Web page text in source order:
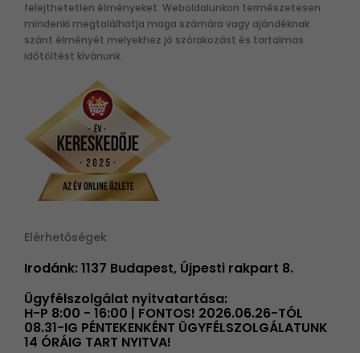
felejthetetlen élményeket. Weboldalunkon természetesen
mindenki megtalálhatja maga számára vagy ajándéknak
szánt élményét melyekhez jó szórakozást és tartalmas
időtöltést kívánunk.
Elérhetőségek
Irodánk: 1137 Budapest, Újpesti rakpart 8.
Ügyfélszolgálat nyitvatartása:
H-P 8:00 - 16:00 | FONTOS! 2026.06.26-TÓL
08.31-IG PÉNTEKENKÉNT ÜGYFÉLSZOLGÁLATUNK
14 ÓRÁIG TART NYITVA!